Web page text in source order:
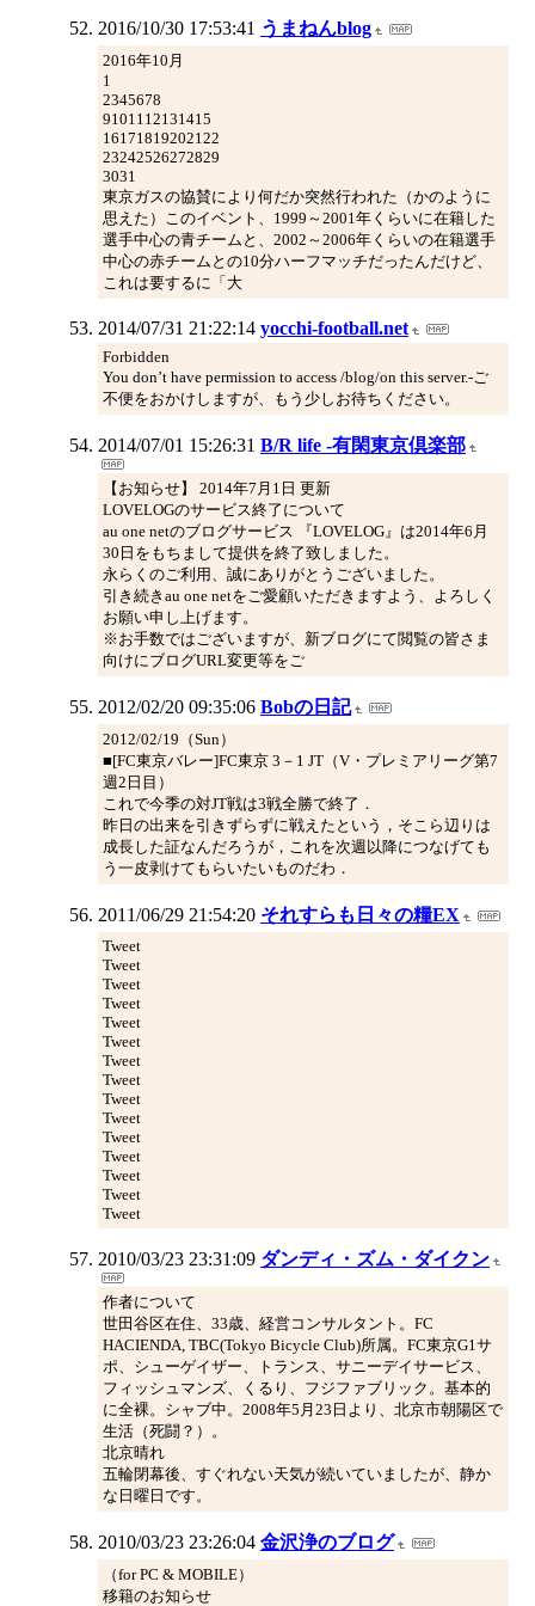
2016/10/30 17:53:41 うまねんblog
2016年10月
1
2345678
9101112131415
16171819202122
23242526272829
3031
東京ガスの協賛により何だか突然行われた（かのように
思えた）このイベント、1999～2001年くらいに在籍した
選手中心の青チームと、2002～2006年くらいの在籍選手
中心の赤チームとの10分ハーフマッチだったんだけど、
これは要するに「大
2014/07/31 21:22:14 yocchi-football.net
Forbidden
You don’t have permission to access /blog/on this server.-ご
不便をおかけしますが、もう少しお待ちください。
2014/07/01 15:26:31 B/R life -有閑東京倶楽部
【お知らせ】 2014年7月1日 更新
LOVELOGのサービス終了について
au one netのブログサービス 『LOVELOG』は2014年6月
30日をもちまして提供を終了致しました。
永らくのご利用、誠にありがとうございました。
引き続きau one netをご愛顧いただきますよう、よろしく
お願い申し上げます。
※お手数ではございますが、新ブログにて閲覧の皆さま
向けにブログURL変更等をご
2012/02/20 09:35:06 Bobの日記
2012/02/19（Sun）
■[FC東京バレー]FC東京 3－1 JT（V・プレミアリーグ第7
週2日目）
これで今季の対JT戦は3戦全勝で終了．
昨日の出来を引きずらずに戦えたという，そこら辺りは
成長した証なんだろうが，これを次週以降につなげても
う一皮剥けてもらいたいものだわ．
2011/06/29 21:54:20 それすらも日々の糧EX
Tweet
Tweet
Tweet
Tweet
Tweet
Tweet
Tweet
Tweet
Tweet
Tweet
Tweet
Tweet
Tweet
Tweet
Tweet
2010/03/23 23:31:09 ダンディ・ズム・ダイクン
作者について
世田谷区在住、33歳、経営コンサルタント。FC
HACIENDA, TBC(Tokyo Bicycle Club)所属。FC東京G1サ
ポ、シューゲイザー、トランス、サニーデイサービス、
フィッシュマンズ、くるり、フジファブリック。基本的
に全裸。シャブ中。2008年5月23日より、北京市朝陽区で
生活（死闘？）。
北京晴れ
五輪閉幕後、すぐれない天気が続いていましたが、静か
な日曜日です。
2010/03/23 23:26:04 金沢浄のブログ
（for PC & MOBILE）
移籍のお知らせ